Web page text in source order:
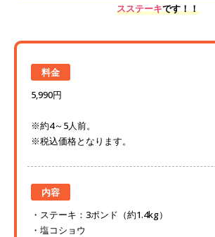
スステーキです！！
料金
5,990円
※約4～5人前。
※税込価格となります。
内容
ステーキ：3ポンド（約1.4kg）
塩コショウ